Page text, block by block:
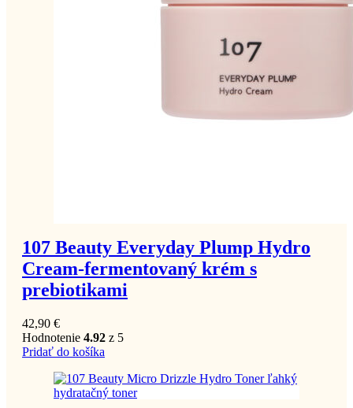
107 Beauty Everyday Plump Hydro
Cream-fermentovaný krém s
prebiotikami
42,90 €
Hodnotenie 4.92 z 5
Pridať do košíka